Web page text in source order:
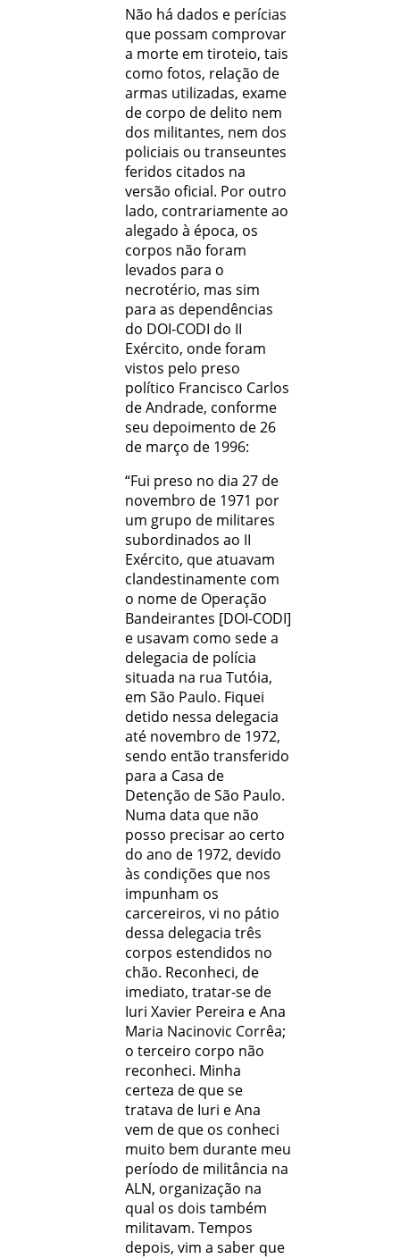
Não há dados e perícias
que possam comprovar
a morte em tiroteio, tais
como fotos, relação de
armas utilizadas, exame
de corpo de delito nem
dos militantes, nem dos
policiais ou transeuntes
feridos citados na
versão oficial. Por outro
lado, contrariamente ao
alegado à época, os
corpos não foram
levados para o
necrotério, mas sim
para as dependências
do DOI-CODI do II
Exército, onde foram
vistos pelo preso
político Francisco Carlos
de Andrade, conforme
seu depoimento de 26
de março de 1996:
“Fui preso no dia 27 de
novembro de 1971 por
um grupo de militares
subordinados ao II
Exército, que atuavam
clandestinamente com
o nome de Operação
Bandeirantes [DOI-CODI]
e usavam como sede a
delegacia de polícia
situada na rua Tutóia,
em São Paulo. Fiquei
detido nessa delegacia
até novembro de 1972,
sendo então transferido
para a Casa de
Detenção de São Paulo.
Numa data que não
posso precisar ao certo
do ano de 1972, devido
às condições que nos
impunham os
carcereiros, vi no pátio
dessa delegacia três
corpos estendidos no
chão. Reconheci, de
imediato, tratar-se de
Iuri Xavier Pereira e Ana
Maria Nacinovic Corrêa;
o terceiro corpo não
reconheci. Minha
certeza de que se
tratava de Iuri e Ana
vem de que os conheci
muito bem durante meu
período de militância na
ALN, organização na
qual os dois também
militavam. Tempos
depois, vim a saber que